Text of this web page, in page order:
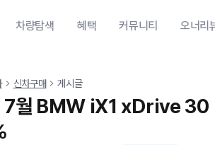
차량탐색 혜택 커뮤니티 오너리
신차구매 게시글
월 BMW iX1 xDrive 30